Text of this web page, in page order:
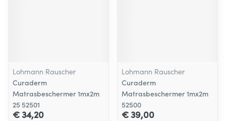
Lohmann Rauscher
Curaderm
Matrasbeschermer 1mx2m
25 52501
€ 34,20
Lohmann Rauscher
Curaderm
Matrasbeschermer 1mx2m
52500
€ 39,00